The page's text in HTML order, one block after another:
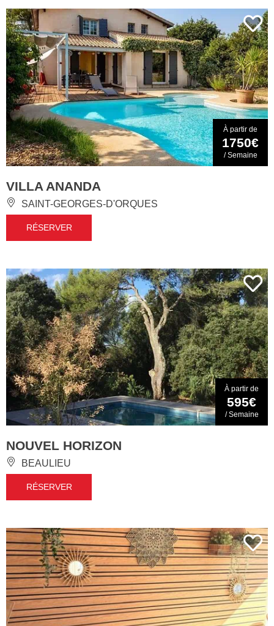
À partir de
1750€
/ Semaine
VILLA ANANDA
SAINT-GEORGES-D'ORQUES
RÉSERVER
À partir de
595€
/ Semaine
NOUVEL HORIZON
BEAULIEU
RÉSERVER